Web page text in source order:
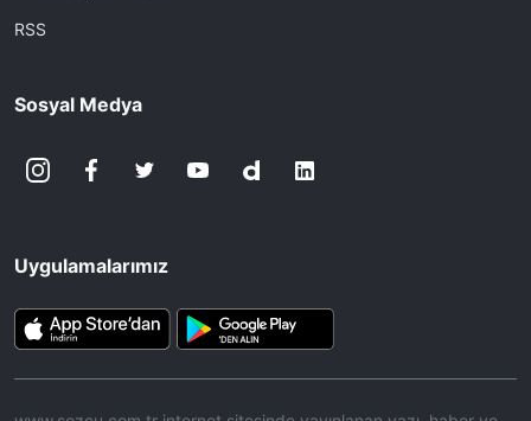
RSS
Sosyal Medya
Uygulamalarımız